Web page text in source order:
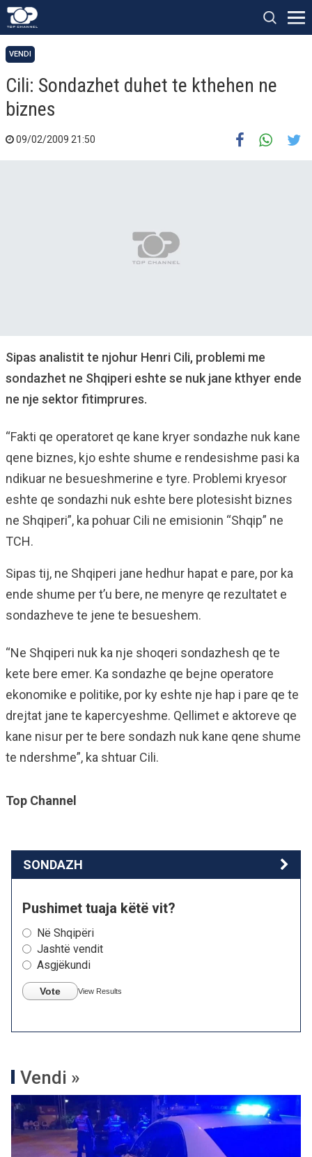
VENDI
Cili: Sondazhet duhet te kthehen ne
biznes
09/02/2009 21:50
Sipas analistit te njohur Henri Cili, problemi me
sondazhet ne Shqiperi eshte se nuk jane kthyer ende
ne nje sektor fitimprures.
“Fakti qe operatoret qe kane kryer sondazhe nuk kane
qene biznes, kjo eshte shume e rendesishme pasi ka
ndikuar ne besueshmerine e tyre. Problemi kryesor
eshte qe sondazhi nuk eshte bere plotesisht biznes
ne Shqiperi”, ka pohuar Cili ne emisionin “Shqip” ne
TCH.
Sipas tij, ne Shqiperi jane hedhur hapat e pare, por ka
ende shume per t’u bere, ne menyre qe rezultatet e
sondazheve te jene te besueshem.
“Ne Shqiperi nuk ka nje shoqeri sondazhesh qe te
kete bere emer. Ka sondazhe qe bejne operatore
ekonomike e politike, por ky eshte nje hap i pare qe te
drejtat jane te kapercyeshme. Qellimet e aktoreve qe
kane nisur per te bere sondazh nuk kane qene shume
te ndershme”, ka shtuar Cili.
Top Channel
SONDAZH
Pushimet tuaja këtë vit?
Në Shqipëri
Jashtë vendit
Asgjëkundi
Vote View Results
Vendi »